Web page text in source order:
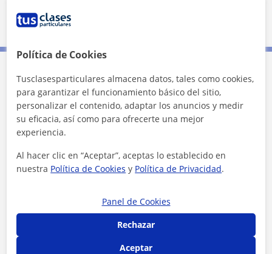
3 km
1 mi
Contacta con Alex
Tarifa
Política de Cookies
Tusclasesparticulares almacena datos, tales como cookies,
para garantizar el funcionamiento básico del sitio,
personalizar el contenido, adaptar los anuncios y medir
su eficacia, así como para ofrecerte una mejor
experiencia.
Al hacer clic en “Aceptar”, aceptas lo establecido en
nuestra Política de Cookies y Política de Privacidad.
Panel de Cookies
Rechazar
Aceptar